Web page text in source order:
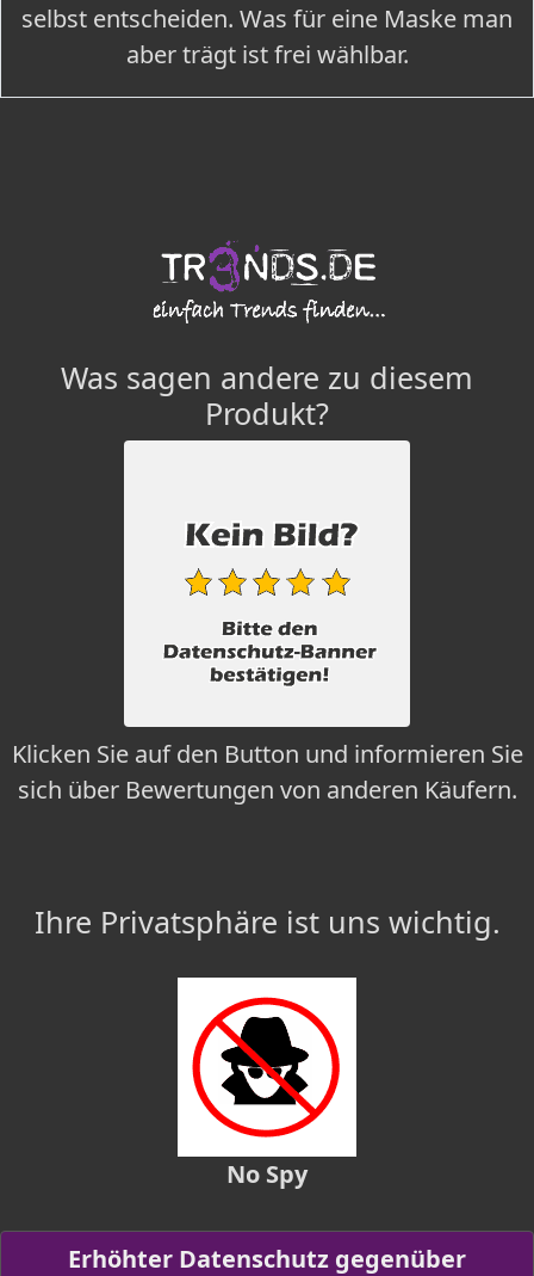
selbst entscheiden. Was für eine Maske man
aber trägt ist frei wählbar.
Was sagen andere zu diesem
Produkt?
Klicken Sie auf den Button und informieren Sie
sich über Bewertungen von anderen Käufern.
Ihre Privatsphäre ist uns wichtig.
No Spy
Erhöhter Datenschutz gegenüber